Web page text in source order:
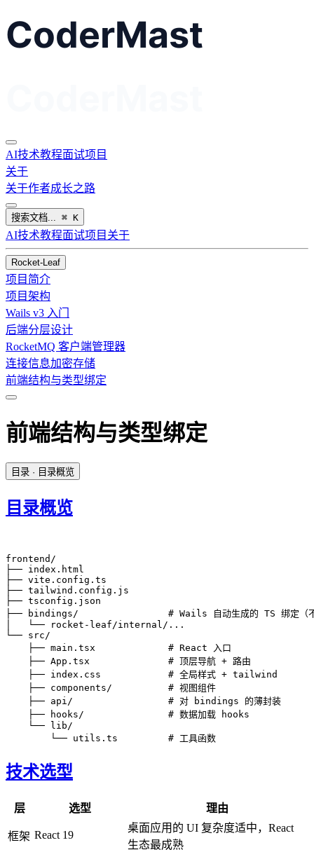
AI技术教程面试项目
关于
关于作者成长之路
搜索文档... ⌘ K
AI技术教程面试项目 关于
Rocket-Leaf
项目简介
项目架构
Wails v3 入门
后端分层设计
RocketMQ 客户端管理器
连接信息加密存储
前端结构与类型绑定
前端结构与类型绑定
目录 · 目录概览
目录概览
frontend/
├── index.html
├── vite.config.ts
├── tailwind.config.js
├── tsconfig.json
├── bindings/                # Wails 自动生成的 TS 绑定（不
│   └── rocket-leaf/internal/...
└── src/
    ├── main.tsx             # React 入口
    ├── App.tsx              # 顶层导航 + 路由
    ├── index.css            # 全局样式 + tailwind
    ├── components/          # 视图组件
    ├── api/                 # 对 bindings 的薄封装
    ├── hooks/               # 数据加载 hooks
    └── lib/
技术选型
层 选型 理由
框架 React 19
桌面应用的 UI 复杂度适中，React
生态最成熟